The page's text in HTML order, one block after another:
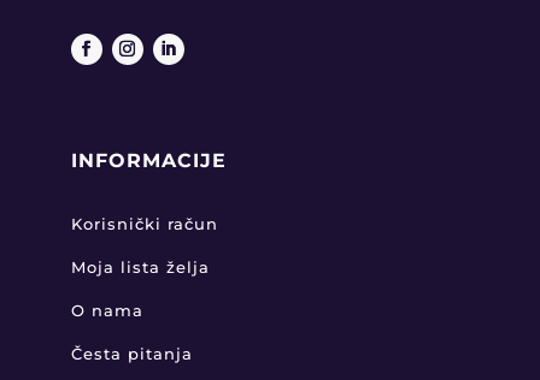
INFORMACIJE
Korisnički račun
Moja lista želja
O nama
Česta pitanja